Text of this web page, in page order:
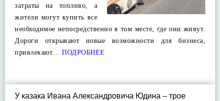
затраты на топливо, а
жители могут купить все
необходимое непосредственно в том месте, где они живут.
Дороги открывают новые возможности для бизнеса,
привлекают… ПОДРОБНЕЕ
У казака Ивана Александровича Юдина – трое